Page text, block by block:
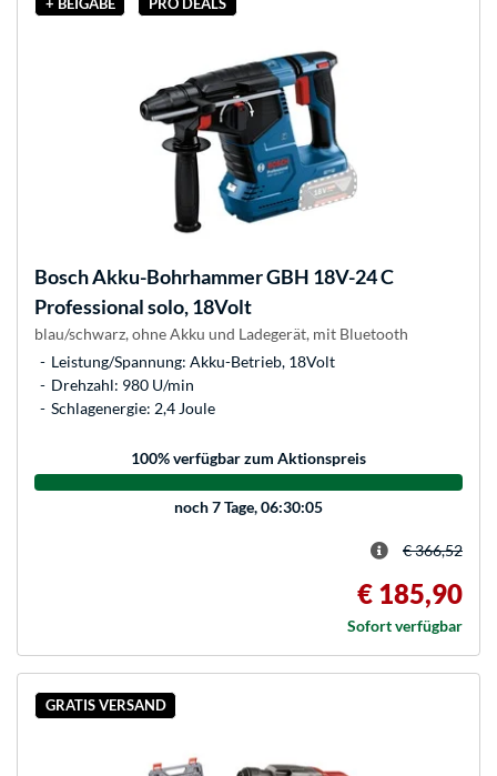
BoschAkku-Bohrhammer GBH 18V-24 C
Professional solo, 18Volt
blau/schwarz, ohne Akku und Ladegerät, mit Bluetooth
Leistung/Spannung: Akku-Betrieb, 18Volt
Drehzahl: 980 U/min
Schlagenergie: 2,4 Joule
100% verfügbar zum Aktionspreis
noch7 Tage, 06:30:05
€ 366,52
€ 185,90
Sofort verfügbar
GRATIS VERSAND